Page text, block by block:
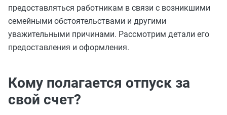
предоставляться работникам в связи с возникшими
семейными обстоятельствами и другими
уважительными причинами. Рассмотрим детали его
предоставления и оформления.
Кому полагается отпуск за
свой счет?